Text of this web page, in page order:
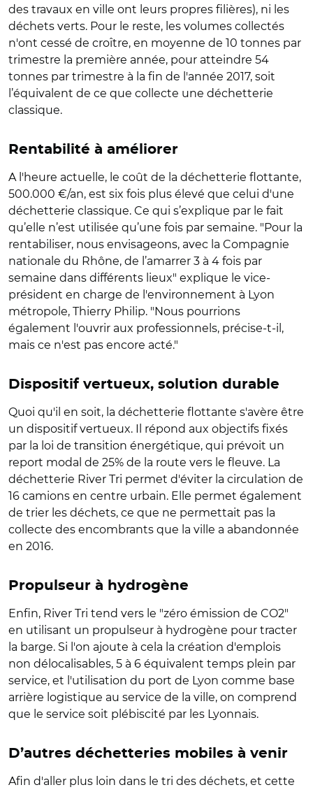
des travaux en ville ont leurs propres filières), ni les
déchets verts. Pour le reste, les volumes collectés
n'ont cessé de croître, en moyenne de 10 tonnes par
trimestre la première année, pour atteindre 54
tonnes par trimestre à la fin de l'année 2017, soit
l’équivalent de ce que collecte une déchetterie
classique.
Rentabilité à améliorer
A l'heure actuelle, le coût de la déchetterie flottante,
500.000 €/an, est six fois plus élevé que celui d'une
déchetterie classique. Ce qui s’explique par le fait
qu’elle n’est utilisée qu’une fois par semaine. "Pour la
rentabiliser, nous envisageons, avec la Compagnie
nationale du Rhône, de l’amarrer 3 à 4 fois par
semaine dans différents lieux" explique le vice-
président en charge de l'environnement à Lyon
métropole, Thierry Philip. "Nous pourrions
également l'ouvrir aux professionnels, précise-t-il,
mais ce n'est pas encore acté."
Dispositif vertueux, solution durable
Quoi qu'il en soit, la déchetterie flottante s'avère être
un dispositif vertueux. Il répond aux objectifs fixés
par la loi de transition énergétique, qui prévoit un
report modal de 25% de la route vers le fleuve. La
déchetterie River Tri permet d'éviter la circulation de
16 camions en centre urbain. Elle permet également
de trier les déchets, ce que ne permettait pas la
collecte des encombrants que la ville a abandonnée
en 2016.
Propulseur à hydrogène
Enfin, River Tri tend vers le "zéro émission de CO2"
en utilisant un propulseur à hydrogène pour tracter
la barge. Si l'on ajoute à cela la création d'emplois
non délocalisables, 5 à 6 équivalent temps plein par
service, et l'utilisation du port de Lyon comme base
arrière logistique au service de la ville, on comprend
que le service soit plébiscité par les Lyonnais.
D’autres déchetteries mobiles à venir
Afin d'aller plus loin dans le tri des déchets, et cette